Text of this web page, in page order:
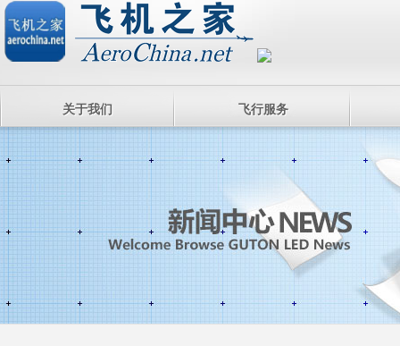
关于我们 飞行服务